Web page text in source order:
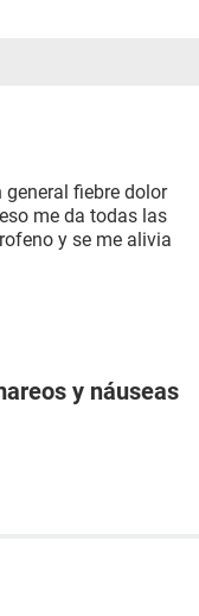
fiebre dolor
me da todas las
y se me alivia
y náuseas